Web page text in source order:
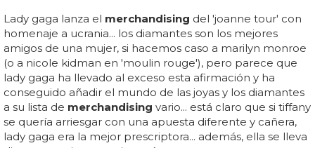
Lady gaga lanza el merchandising del 'joanne tour' con
homenaje a ucrania... los diamantes son los mejores
amigos de una mujer, si hacemos caso a marilyn monroe
(o a nicole kidman en 'moulin rouge'), pero parece que
lady gaga ha llevado al exceso esta afirmación y ha
conseguido añadir el mundo de las joyas y los diamantes
a su lista de merchandising vario... está claro que si tiffany
se quería arriesgar con una apuesta diferente y cañera,
lady gaga era la mejor prescriptora... además, ella se lleva